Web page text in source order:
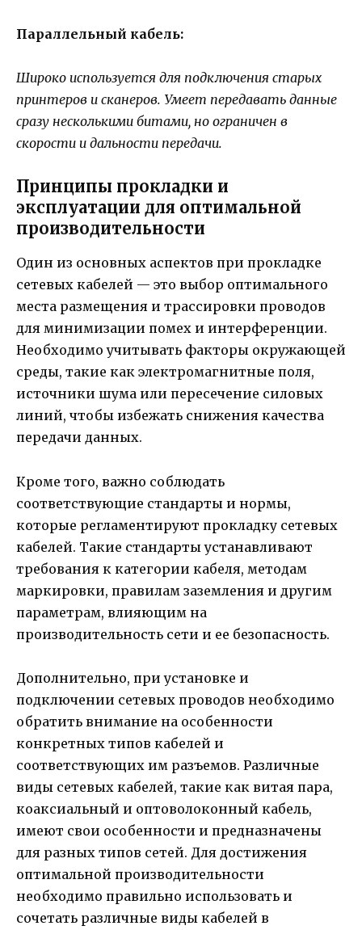
Параллельный кабель:
Широко используется для подключения старых
принтеров и сканеров. Умеет передавать данные
сразу несколькими битами, но ограничен в
скорости и дальности передачи.
Принципы прокладки и
эксплуатации для оптимальной
производительности
Один из основных аспектов при прокладке
сетевых кабелей — это выбор оптимального
места размещения и трассировки проводов
для минимизации помех и интерференции.
Необходимо учитывать факторы окружающей
среды, такие как электромагнитные поля,
источники шума или пересечение силовых
линий, чтобы избежать снижения качества
передачи данных.
Кроме того, важно соблюдать
соответствующие стандарты и нормы,
которые регламентируют прокладку сетевых
кабелей. Такие стандарты устанавливают
требования к категории кабеля, методам
маркировки, правилам заземления и другим
параметрам, влияющим на
производительность сети и ее безопасность.
Дополнительно, при установке и
подключении сетевых проводов необходимо
обратить внимание на особенности
конкретных типов кабелей и
соответствующих им разъемов. Различные
виды сетевых кабелей, такие как витая пара,
коаксиальный и оптоволоконный кабель,
имеют свои особенности и предназначены
для разных типов сетей. Для достижения
оптимальной производительности
необходимо правильно использовать и
сочетать различные виды кабелей в